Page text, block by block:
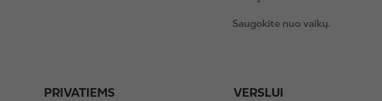
Saugokite nuo vaikų.
F
PRIVATIEMS VERSLUI